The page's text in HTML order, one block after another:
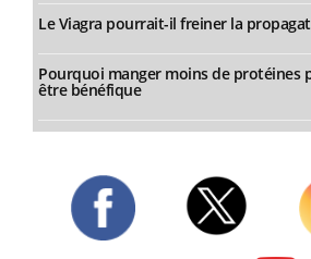
Le Viagra pourrait-il freiner la
Pourquoi manger moins de protéines
être bénéfique